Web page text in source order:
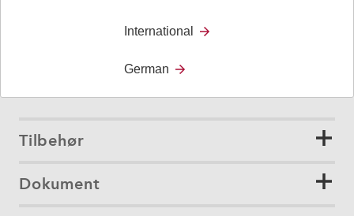
bidrar til økt trygghet og mulighet for omsorg.
Tilbehør
Dokument
International
German